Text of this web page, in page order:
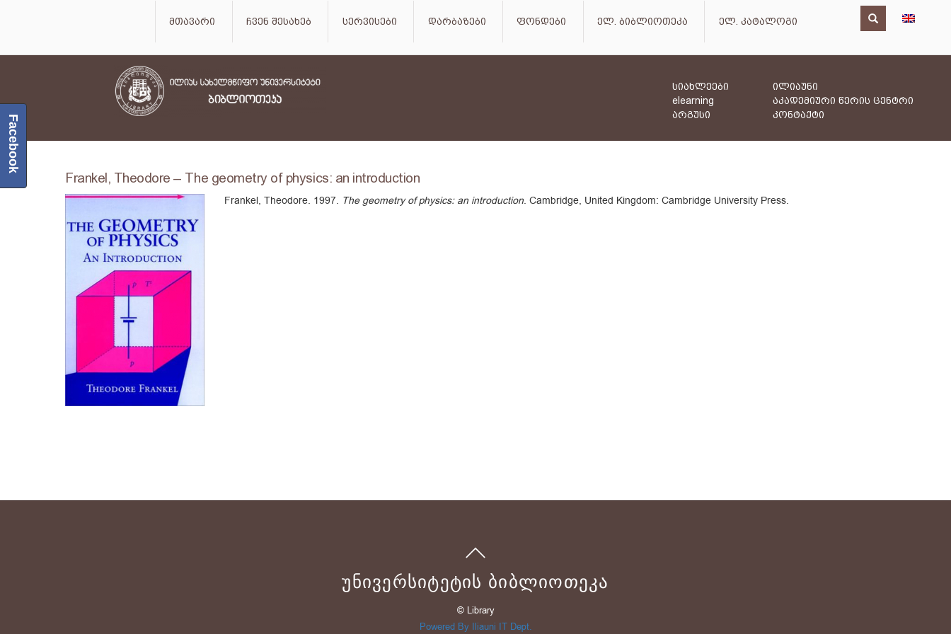
მთავარი ჩვენ შესახებ სერვისები დარბაზები ფონდები ელ. ბიბლიოთეკა ელ. კატალოგი
სიახლეები
elearning
არგუსი
ილიაუნი
აკადემიური წერის ცენტრი
კონტაქტი
Frankel, Theodore – The geometry of physics: an introduction
Frankel, Theodore. 1997. The geometry of physics: an introduction. Cambridge, United Kingdom: Cambridge University Press.
ᲣᲜᲘᲕᲔᲠᲡᲘᲢᲔᲢᲘᲡ ᲑᲘᲑᲚᲘᲝᲗᲔᲙᲐ
© Library
Powered By Iliauni IT Dept.
Facebook